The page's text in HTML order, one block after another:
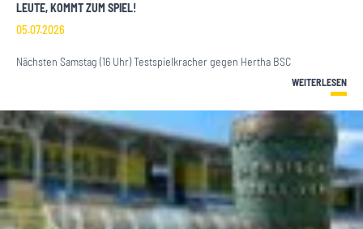
LEUTE, KOMMT ZUM SPIEL!
05.07.2026
Nächsten Samstag (16 Uhr) Testspielkracher gegen Hertha BSC
WEITERLESEN